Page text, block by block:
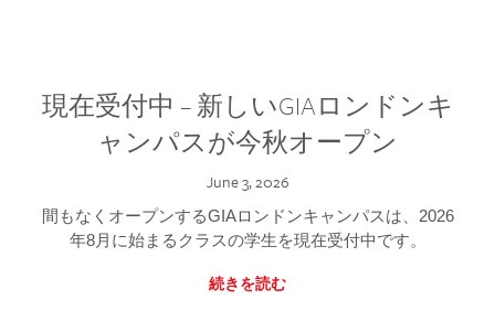
現在受付中 – 新しいGIAロンドンキ
ャンパスが今秋オープン
June 3, 2026
間もなくオープンするGIAロンドンキャンパスは、2026
年8月に始まるクラスの学生を現在受付中です。
続きを読む